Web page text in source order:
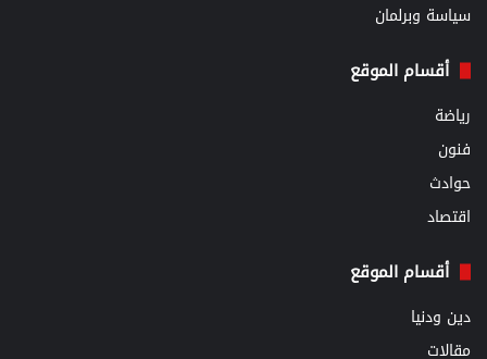
سياسة وبرلمان
أقسام الموقع
رياضة
فنون
حوادث
اقتصاد
أقسام الموقع
دين ودنيا
مقالات